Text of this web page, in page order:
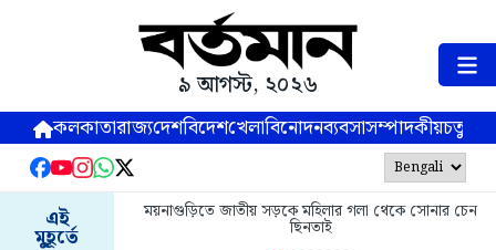
৯ আগস্ট, ২০২৬
কলকাতারাজ্যদেশবিদেশখেলাবিনোদনব্যবসাসম্পাদকীয়
এই
মুহূর্তে
ময়নাগুড়িতে জাতীয় সড়কে মহিলার গলা থেকে সোনার চেন
ছিনতাই